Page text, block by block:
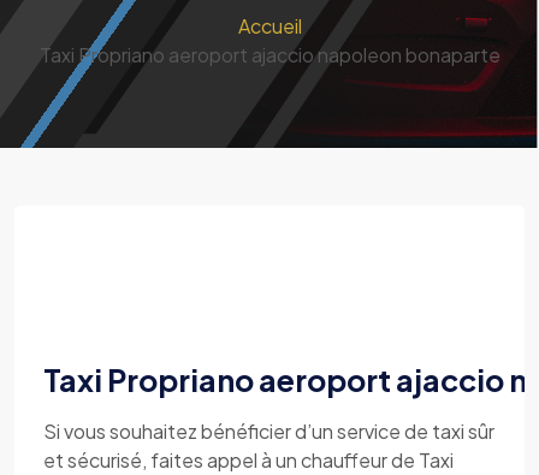
Accueil
Taxi Propriano aeroport ajaccio napoleon bonaparte
Taxi Propriano aeroport ajaccio
Si vous souhaitez bénéficier d’un service de taxi sûr
et sécurisé, faites appel à un chauffeur de Taxi